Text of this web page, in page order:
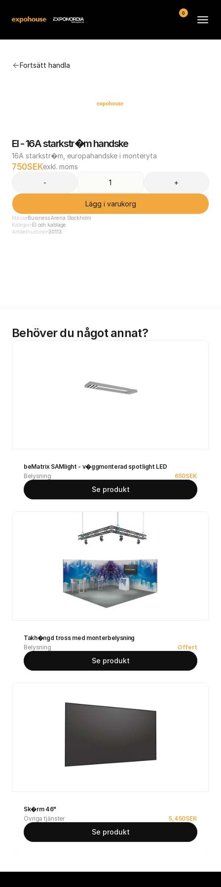
Fortsätt handla
El - 16A starkstr�m handske
16A starkstr�m, europahandske i monteryta
750SEKexkl. moms
-
+
Lägg i varukorg
Mässa Business Arena Stockholm
Kategori El och kablage
Artikelnummer30113
Behöver du något annat?
beMatrix SAMlight - v�ggmonterad spotlight LED
Belysning
650SEK
Se produkt
Takh�ngd tross med monterbelysning
Belysning
Offert
Se produkt
Sk�rm 46"
Övriga tjänster
5,450SEK
Se produkt
0